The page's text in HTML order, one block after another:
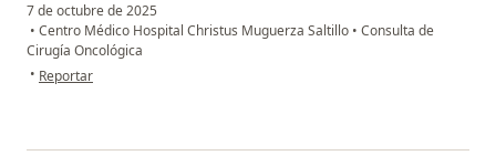
7 de octubre de 2025
• Centro Médico Hospital Christus Muguerza Saltillo • Consulta de
Cirugía Oncológica
• en opinión del usuario Ramona Diaz
Reportar